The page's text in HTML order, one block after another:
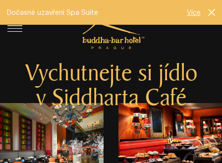
Vychutnejte si jídlo
v Siddharta Café
Dočasné uzavření Spa Suite Více